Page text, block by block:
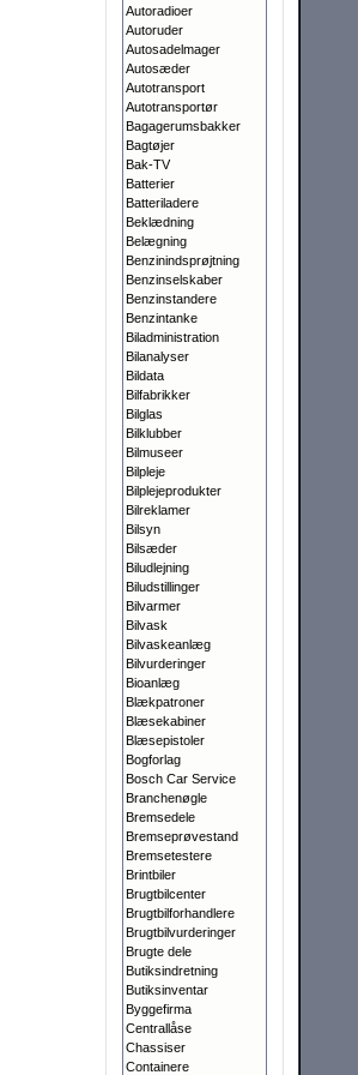
Autoradioer
Autoruder
Autosadelmager
Autosæder
Autotransport
Autotransportør
Bagagerumsbakker
Bagtøjer
Bak-TV
Batterier
Batteriladere
Beklædning
Belægning
Benzinindsprøjtning
Benzinselskaber
Benzinstandere
Benzintanke
Biladministration
Bilanalyser
Bildata
Bilfabrikker
Bilglas
Bilklubber
Bilmuseer
Bilpleje
Bilplejeprodukter
Bilreklamer
Bilsyn
Bilsæder
Biludlejning
Biludstillinger
Bilvarmer
Bilvask
Bilvaskeanlæg
Bilvurderinger
Bioanlæg
Blækpatroner
Blæsekabiner
Blæsepistoler
Bogforlag
Bosch Car Service
Branchenøgle
Bremsedele
Bremseprøvestand
Bremsetestere
Brintbiler
Brugtbilcenter
Brugtbilforhandlere
Brugtbilvurderinger
Brugte dele
Butiksindretning
Butiksinventar
Byggefirma
Centrallåse
Chassiser
Containere